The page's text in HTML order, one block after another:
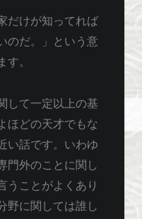
だけが知ってれば
のだ。」という意
す。
して一定以上の基
ほどの天才でもな
い話です。いわゆ
門外のことに関し
うことがよくあり
野に関しては誰し